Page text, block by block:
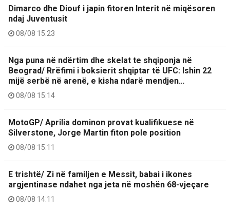
Dimarco dhe Diouf i japin fitoren Interit në miqësoren
ndaj Juventusit
08/08 15:23
Nga puna në ndërtim dhe skelat te shqiponja në
Beograd/ Rrëfimi i boksierit shqiptar të UFC: Ishin 22
mijë serbë në arenë, e kisha ndarë mendjen…
08/08 15:14
MotoGP/ Aprilia dominon provat kualifikuese në
Silverstone, Jorge Martin fiton pole position
08/08 15:11
E trishtë/ Zi në familjen e Messit, babai i ikones
argjentinase ndahet nga jeta në moshën 68-vjeçare
08/08 14:11